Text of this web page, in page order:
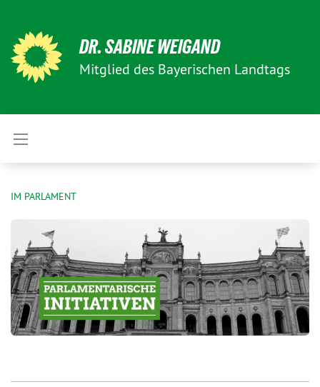
DR. SABINE WEIGAND
Mitglied des Bayerischen Landtags
IM PARLAMENT